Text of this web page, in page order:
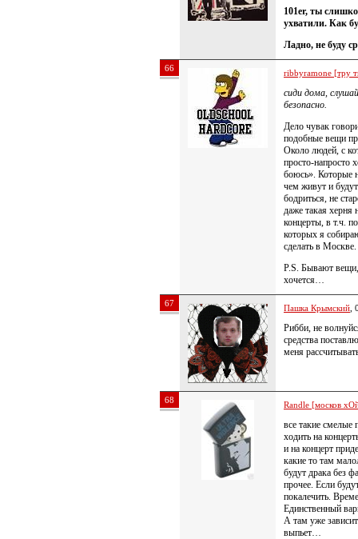
101er, ты
ухватили. Как
Ладно, не буду
66 ribbyramone [тру
сиди дома,
безопасно.
Дело чувак
подобные вещи
Около людей, с
просто-напросто
боюсь». Которые
чем живут и
бодриться, не
даже такая херня
концерты, в т.ч.
которых я
сделать в Москве.
P.S. Бывают
хочется…
67 Пашка Крымский
Рибби, не
средства
меня
68 Randle [москов
все такие
ходить на
и на концерт
какие то там
будут драка без
прочее. Если
покалечить.
Единственный
А там уже
выпьет…